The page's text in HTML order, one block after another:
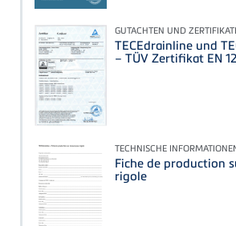
GUTACHTEN UND
TECEdrainline und
– TÜV Zertifikat EN
TECHNISCHE
Fiche de production
rigole